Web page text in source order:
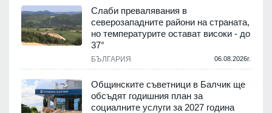
Слаби превалявания в
северозападните райони на страната,
но температурите остават високи - до
37°
БЪЛГАРИЯ 06.08.2026г.
Общинските съветници в Балчик ще
обсъдят годишния план за
социалните услуги за 2027 година